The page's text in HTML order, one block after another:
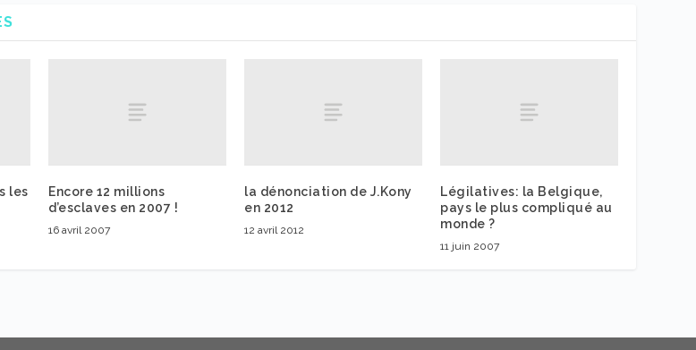
les
Encore 12 millions
d’esclaves en 2007 !
16 avril 2007
la dénonciation de J.Kony
en 2012
12 avril 2012
Légilatives: la Belgique,
pays le plus compliqué au
monde ?
11 juin 2007